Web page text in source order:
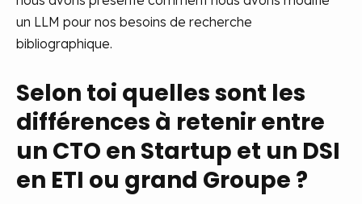
un LLM pour nos besoins de recherche
bibliographique.
Selon toi quelles sont les
différences à retenir entre
un CTO en Startup et un DSI
en ETI ou grand Groupe ?